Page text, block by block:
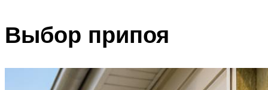
Выбор припоя